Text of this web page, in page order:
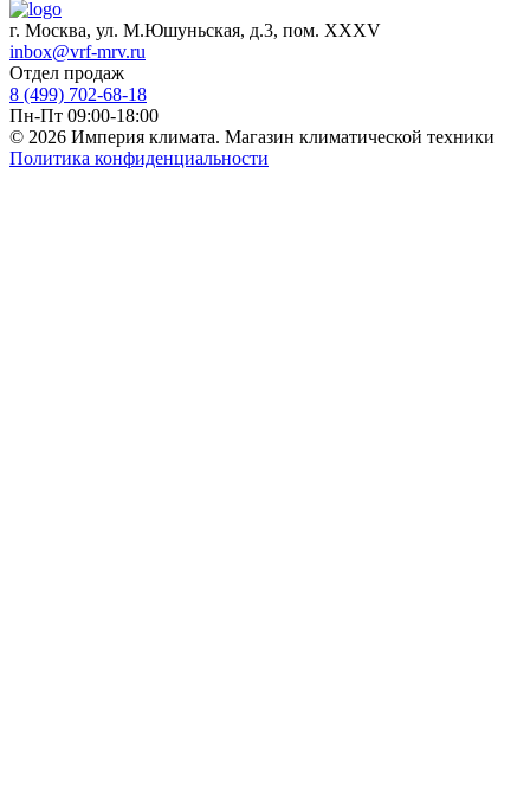
г. Москва, ул. М.Юшуньская, д.3, пом. XXXV
inbox@vrf-mrv.ru
Отдел продаж
8 (499) 702-68-18
Пн-Пт 09:00-18:00
© 2026 Империя климата. Магазин климатической техники
Политика конфиденциальности